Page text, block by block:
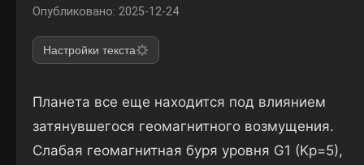
Опубликовано: 2025-12-24
Настройки текста
Планета все еще находится под влиянием
затянувшегося геомагнитного возмущения.
Слабая геомагнитная буря уровня G1 (Kp=5),